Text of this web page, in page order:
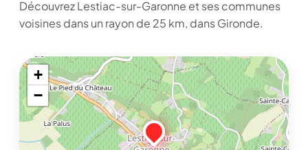
Découvrez Lestiac-sur-Garonne et ses communes
voisines dans un rayon de 25 km, dans Gironde.
+
−